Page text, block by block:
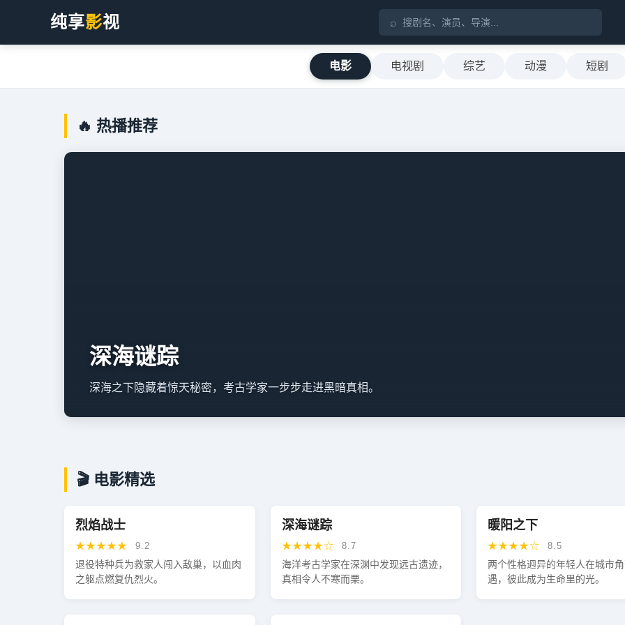
纯享影视 ⌕
电影 电视剧 综艺 动漫 短剧
🔥 热播推荐
深海谜踪
深海之下隐藏着惊天秘密，考古学家一步步走进黑暗真相。
🎬 电影精选
热播
烈焰战士
★★★★★ 9.2
退役特种兵为救家人闯入敌巢，以血肉
之躯点燃复仇烈火。
深海谜踪
★★★★☆ 8.7
海洋考古学家在深渊中发现远古遗迹，
真相令人不寒而栗。
暖阳之下
★★★★☆ 8.5
两个性格迥异的年轻人在城市
遇，彼此成为生命里的光。